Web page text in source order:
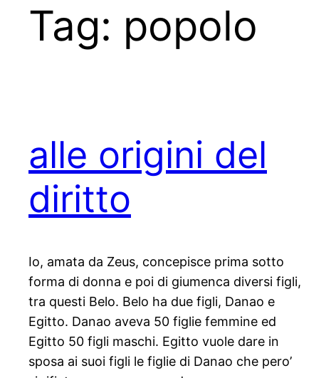
Tag: popolo
alle origini del
diritto
Io, amata da Zeus, concepisce prima sotto
forma di donna e poi di giumenca diversi figli,
tra questi Belo. Belo ha due figli, Danao e
Egitto. Danao aveva 50 figlie femmine ed
Egitto 50 figli maschi. Egitto vuole dare in
sposa ai suoi figli le figlie di Danao che pero’